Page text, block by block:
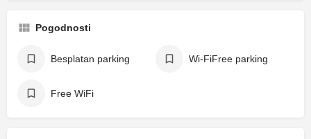
Pogodnosti
Besplatan parking Wi-FiFree parking
Free WiFi